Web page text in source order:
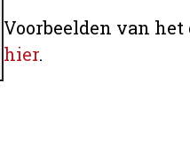
Voorbeelden van
hier.